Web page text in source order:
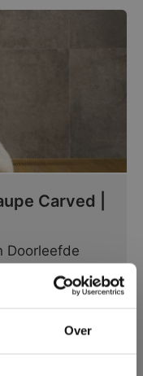
Over
Carved |
Doorleefde